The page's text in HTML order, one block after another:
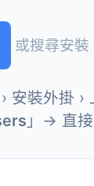
或搜尋安裝
裝外掛 ›
」→ 直接